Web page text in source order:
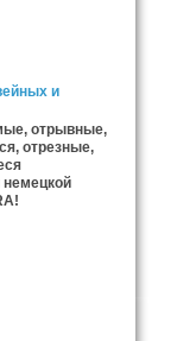
и
отрывные,
отрезные,
немецкой